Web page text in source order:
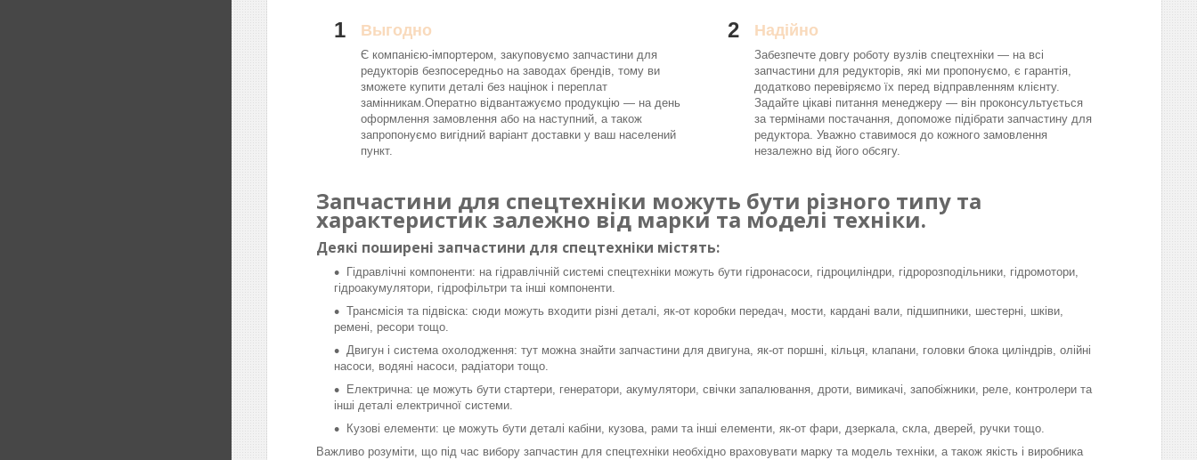
1 Выгодно
Є компанією-імпортером, закуповуємо запчастини для
редукторів безпосередньо на заводах брендів, тому ви
зможете купити деталі без націнок і переплат
замінникам.Оператно відвантажуємо продукцію — на день
оформлення замовлення або на наступний, а також
запропонуємо вигідний варіант доставки у ваш населений
пункт.
2 Надійно
Забезпечте довгу роботу вузлів спецтехніки — на всі
запчастини для редукторів, які ми пропонуємо, є гарантія,
додатково перевіряємо їх перед відправленням клієнту.
Задайте цікаві питання менеджеру — він проконсультується
за термінами постачання, допоможе підібрати запчастину для
редуктора. Уважно ставимося до кожного замовлення
незалежно від його обсягу.
Запчастини для спецтехніки можуть бути різного типу та
характеристик залежно від марки та моделі техніки.
Деякі поширені запчастини для спецтехніки містять:
Гідравлічні компоненти: на гідравлічній системі спецтехніки можуть бути гідронасоси, гідроциліндри, гідророзподільники, гідромотори,
гідроакумулятори, гідрофільтри та інші компоненти.
Трансмісія та підвіска: сюди можуть входити різні деталі, як-от коробки передач, мости, кардані вали, підшипники, шестерні, шківи,
ремені, ресори тощо.
Двигун і система охолодження: тут можна знайти запчастини для двигуна, як-от поршні, кільця, клапани, головки блока циліндрів, олійні
насоси, водяні насоси, радіатори тощо.
Електрична: це можуть бути стартери, генератори, акумулятори, свічки запалювання, дроти, вимикачі, запобіжники, реле, контролери та
інші деталі електричної системи.
Кузові елементи: це можуть бути деталі кабіни, кузова, рами та інші елементи, як-от фари, дзеркала, скла, дверей, ручки тощо.
Важливо розуміти, що під час вибору запчастин для спецтехніки необхідно враховувати марку та модель техніки, а також якість і виробника